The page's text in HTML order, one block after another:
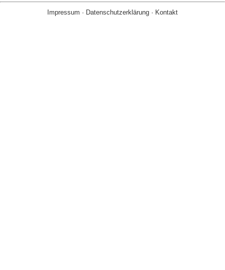
Impressum · Datenschutzerklärung · Kontakt